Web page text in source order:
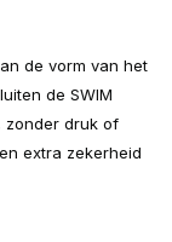
de vorm van het
de SWIM
zonder druk of
extra zekerheid